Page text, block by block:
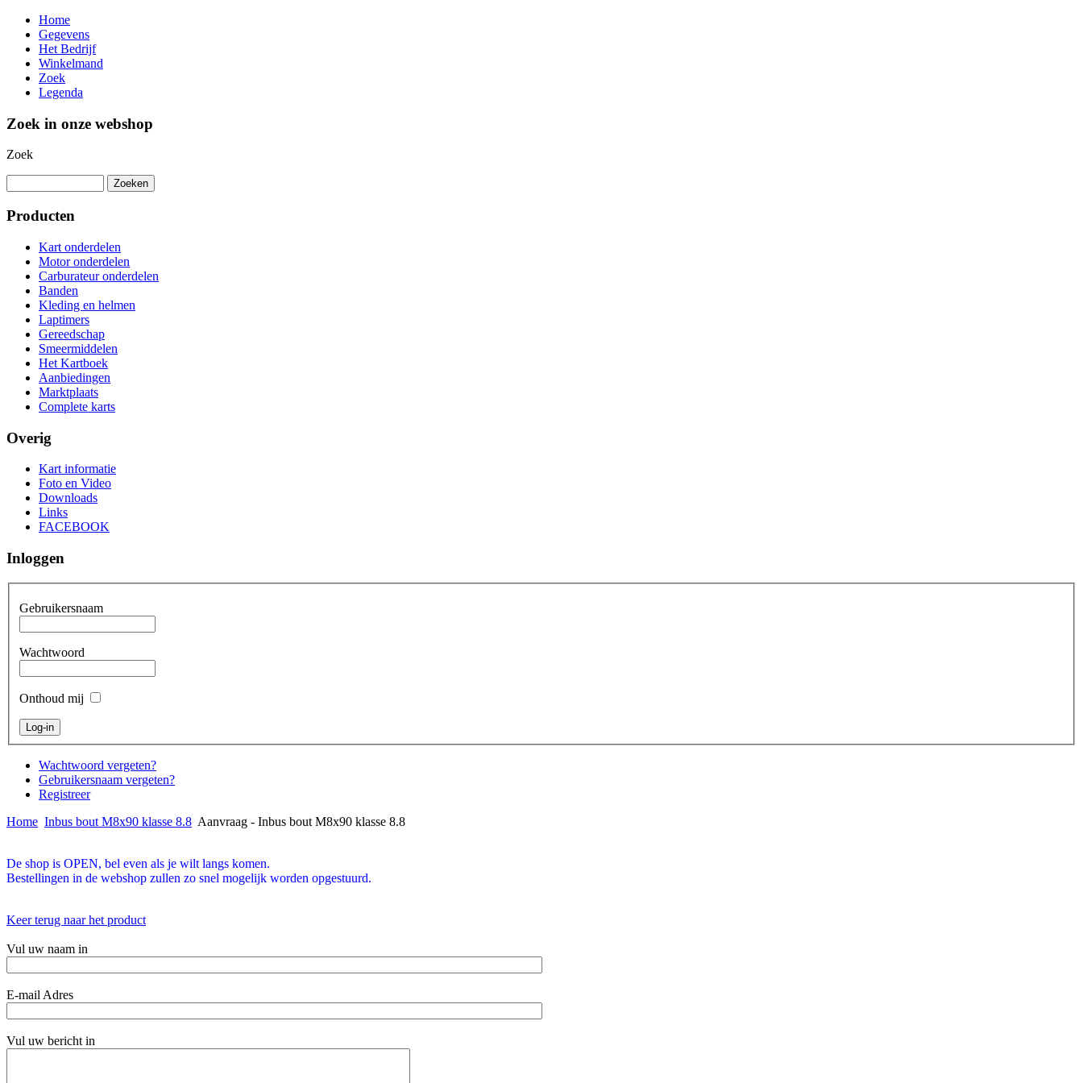
Home
Gegevens
Het Bedrijf
Winkelmand
Zoek
Legenda
Zoek in onze webshop
Zoek
Producten
Kart onderdelen
Motor onderdelen
Carburateur onderdelen
Banden
Kleding en helmen
Laptimers
Gereedschap
Smeermiddelen
Het Kartboek
Aanbiedingen
Marktplaats
Complete karts
Overig
Kart informatie
Foto en Video
Downloads
Links
FACEBOOK
Inloggen
Gebruikersnaam
Wachtwoord
Onthoud mij
Wachtwoord vergeten?
Gebruikersnaam vergeten?
Registreer
Home Inbus bout M8x90 klasse 8.8 Aanvraag - Inbus bout M8x90 klasse 8.8
De shop is OPEN, bel even als je wilt langs komen.
Bestellingen in de webshop zullen zo snel mogelijk worden opgestuurd.
Keer terug naar het product
Vul uw naam in
E-mail Adres
Vul uw bericht in